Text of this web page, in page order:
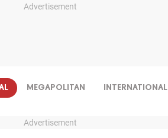
Advertisement
MEGAPOLITAN INTERNATIONAL
Advertisement